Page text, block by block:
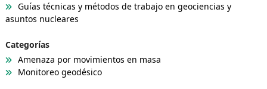
Guías técnicas y métodos de trabajo en geociencias y
asuntos nucleares
Categorías
Amenaza por movimientos en masa
Monitoreo geodésico